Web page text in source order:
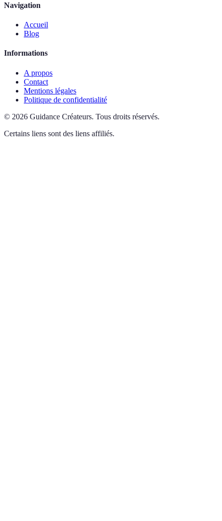
Navigation
Accueil
Blog
Informations
A propos
Contact
Mentions légales
Politique de confidentialité
© 2026 Guidance Créateurs. Tous droits réservés.
Certains liens sont des liens affiliés.